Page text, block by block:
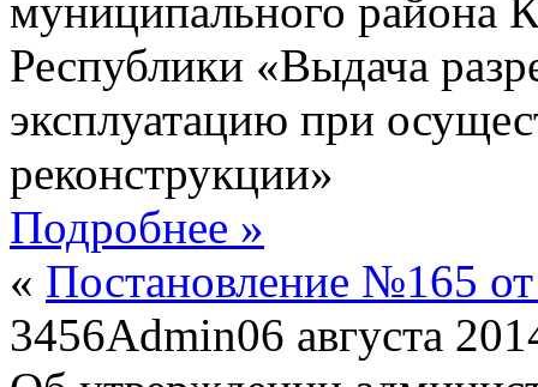
муниципального района
Республики «Выдача
эксплуатацию при
реконструкции»
Подробнее »
« Постановление №165
3456Admin06 августа